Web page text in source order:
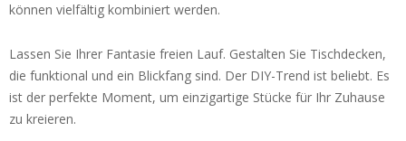
können vielfältig kombiniert werden.
Lassen Sie Ihrer Fantasie freien Lauf. Gestalten Sie Tischdecken,
die funktional und ein Blickfang sind. Der DIY-Trend ist beliebt. Es
ist der perfekte Moment, um einzigartige Stücke für Ihr Zuhause
zu kreieren.